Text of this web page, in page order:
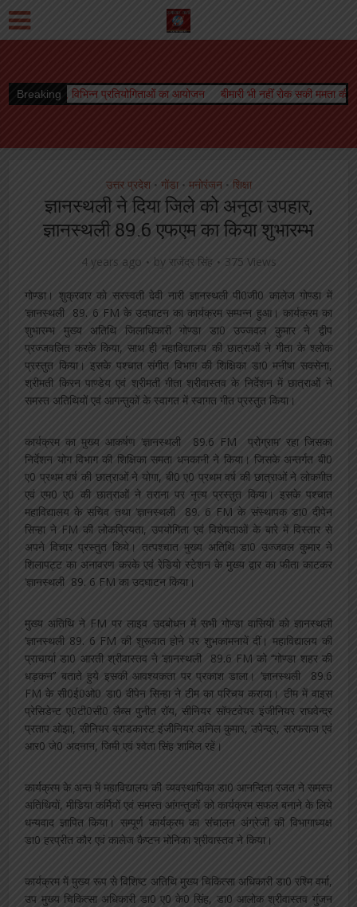
Breaking
प्रतियोगिताओं का आयोजन बीमारी भी नहीं रोक सकी ममता की धारा, जारी रहा स्तनपान
उत्तर प्रदेश • गोंडा • मनोरंजन • शिक्षा
ज्ञानस्थली ने दिया जिले को अनूठा उपहार,
ज्ञानस्थली 89.6 एफएम का किया शुभारम्भ
4 years ago by राजेंद्र सिंह 375 Views
गोण्डा। शुक्रवार को सरस्वती देवी नारी ज्ञानस्थली पी0जी0 कालेज गोण्डा में
‘ज्ञानस्थली 89. 6 FM के उदघाटन का कार्यक्रम सम्पन्न हुआ। कार्यक्रम का
शुभारम्भ मुख्य अतिथि जिलाधिकारी गोण्डा डा0 उज्जवल कुमार ने द्वीप
प्रज्जवलित करके किया, साथ ही महाविद्यालय की छात्राओं ने गीता के श्लोक
प्रस्तुत किया। इसके पश्चात संगीत विभाग की शिक्षिका डा0 मनीषा सक्सेना,
श्रीमती किरन पाण्डेय एवं श्रीमती गीता श्रीवास्तव के निर्देशन में छात्राओं ने
समस्त अतिथियों एवं आगन्तुकों के स्वागत में स्वागत गीत प्रस्तुत किया।
कार्यक्रम का मुख्य आकर्षण ‘ज्ञानस्थली 89.6 FM प्रोग्राम’ रहा जिसका
निर्देशन योग विभाग की शिक्षिका समता धनकानी ने किया। जिसके अन्तर्गत बी0
ए0 प्रथम वर्ष की छात्राओं ने योगा, बी0 ए0 प्रथम वर्ष की छात्राओं ने लोकगीत
एवं एम0 ए0 की छात्राओं ने तराना पर नृत्य प्रस्तुत किया। इसके पश्चात
महाविद्यालय के सचिव तथा ‘ज्ञानस्थली 89. 6 FM के संस्थापक डा0 दीपेन
सिन्हा ने FM की लोेकप्रियता, उपयोगिता एवं विशेषताओं के बारे में विस्तार से
अपने विचार प्रस्तुत किये। तत्पश्चात मुख्य अतिथि डा0 उज्जवल कुमार ने
शिलापट्ट का अनावरण करके एवं रेडियो स्टेशन के मुख्य द्वार का फीता काटकर
‘ज्ञानस्थली 89. 6 FM का उदघाटन किया।
मुख्य अतिथि ने FM पर लाइव उदबोधन में सभी गोण्डा वासियों को ज्ञानस्थली
‘ज्ञानस्थली 89. 6 FM की शुरूवात होने पर शुभकामनायें दीं। महाविद्यालय की
प्राचार्या डा0 आरती श्रीवास्तव ने ‘ज्ञानस्थली 89.6 FM को ‘‘गोण्डा शहर की
धड़कन’’ बताते हुये इसकी आवश्यकता पर प्रकाश डाला। ‘ज्ञानस्थली 89.6
FM के सी0ई0ओ0 डा0 दीपेन सिन्हा ने टीम का परिचय कराया। टीम में वाइस
प्रेसिडेन्ट ए0टी0सी0 लैब्स पुनीत रॉय, सीनियर सॉफ्टवेयर इंजीनियर राघवेन्द्र
प्रताप ओझा, सीनियर ब्राडकास्ट इंजीनियर अनिल कुमार, उपेन्द्र, सरफराज एवं
आर0 जे0 अदनान, जिमी एवं श्वेता सिंह शामिल रहें।
कार्यक्रम के अन्त में महाविद्यालय की व्यवस्थापिका डा0 आनन्दिता रजत ने समस्त
अतिथियों, मीडिया कर्मियों एवं समस्त आंगन्तुकों को कार्यक्रम सफल बनाने के लिये
धन्यवाद ज्ञापित किया। सम्पूर्ण कार्यक्रम का संचालन अंग्रेजी की विभागाध्यक्ष
डा0 हरप्रीत कौर एवं कालेज कैप्टन मोनिका श्रीवास्तव ने किया।
कार्यक्रम में मुख्य रूप से विशिष्ट अतिथि मुख्य चिकित्सा अधिकारी डा0 रश्मि वर्मा,
उप मुख्य चिकित्सा अधिकारी डा0 ए0 के0 सिंह, डा0 आलोक श्रीवास्तव गुंजन